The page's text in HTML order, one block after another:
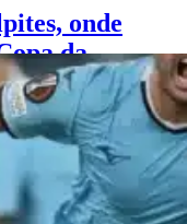
onde
da